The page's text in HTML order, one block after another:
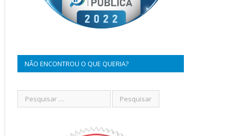
NÃO ENCONTROU O QUE QUERIA?